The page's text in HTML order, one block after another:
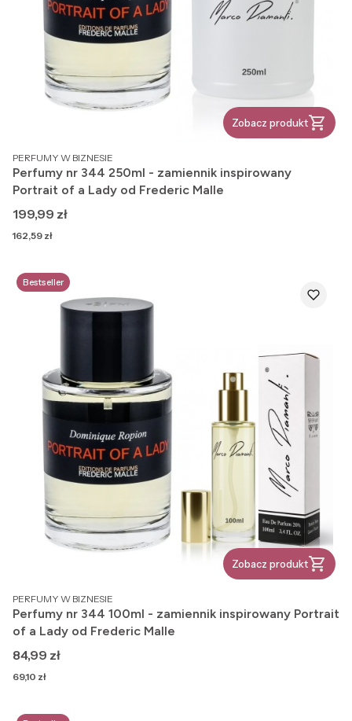
Zobacz produkt
PRODUCENT
PERFUMY W BIZNESIE
Perfumy nr 344 250ml - zamiennik inspirowany
Portrait of a Lady od Frederic Malle
Cena
199,99 zł
Cena
162,59 zł
Bestseller
Zobacz produkt
PRODUCENT
PERFUMY W BIZNESIE
Perfumy nr 344 100ml - zamiennik inspirowany Portrait
of a Lady od Frederic Malle
Cena
84,99 zł
Cena
69,10 zł